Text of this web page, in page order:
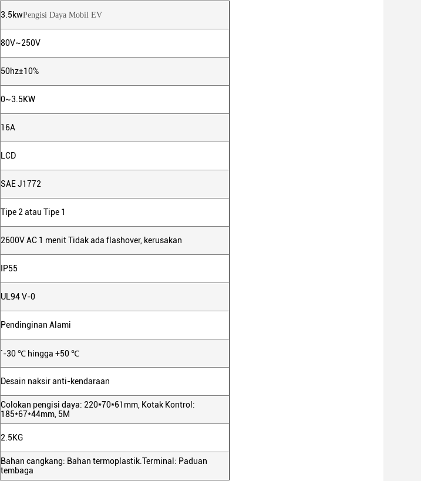
3.5kwPengisi Daya Mobil EV
80V~250V
50hz±10%
0~3.5KW
16A
LCD
SAE J1772
Tipe 2 atau Tipe 1
2600V AC 1 menit Tidak ada flashover, kerusakan
IP55
UL94 V-0
Pendinginan Alami
`-30 ℃ hingga +50 ℃
Desain naksir anti-kendaraan
Colokan pengisi daya: 220*70*61mm, Kotak Kontrol:
185*67*44mm, 5M
2.5KG
Bahan cangkang: Bahan termoplastik.Terminal: Paduan
tembaga